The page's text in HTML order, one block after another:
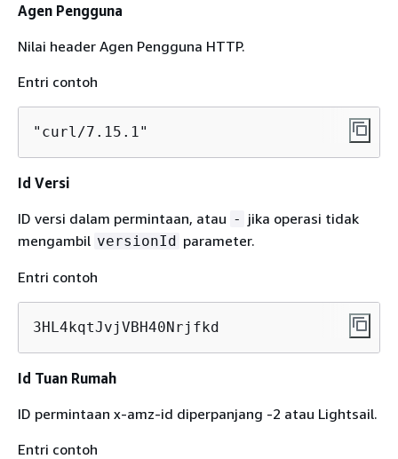
Agen Pengguna
Nilai header Agen Pengguna HTTP.
Entri contoh
"curl/7.15.1"
Id Versi
ID versi dalam permintaan, atau - jika operasi tidak
mengambil versionId parameter.
Entri contoh
3HL4kqtJvjVBH40Nrjfkd
Id Tuan Rumah
ID permintaan x-amz-id diperpanjang -2 atau Lightsail.
Entri contoh